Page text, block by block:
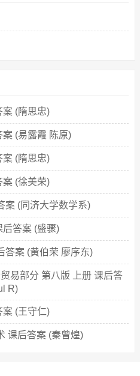
案 (隋思忠)
(易露霞 陈原)
案 (隋思忠)
案 (徐美荣)
案 (同济大学数学系)
答案 (盛骤)
答案 (黄伯荣 廖序东)
易部分 第八版 上册 课后答
R)
案 (王守仁)
课后答案 (秦曾煌)